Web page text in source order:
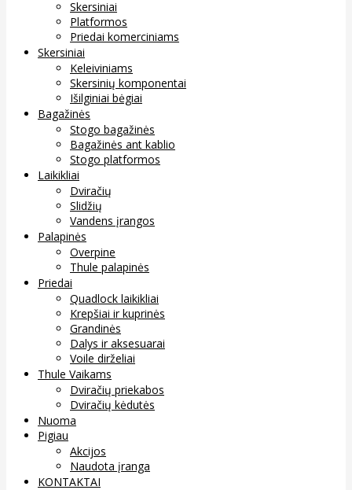
Skersiniai
Platformos
Priedai komerciniams
Skersiniai
Keleiviniams
Skersinių komponentai
Išilginiai bėgiai
Bagažinės
Stogo bagažinės
Bagažinės ant kablio
Stogo platformos
Laikikliai
Dviračių
Slidžių
Vandens įrangos
Palapinės
Overpine
Thule palapinės
Priedai
Quadlock laikikliai
Krepšiai ir kuprinės
Grandinės
Dalys ir aksesuarai
Voile dirželiai
Thule Vaikams
Dviračių priekabos
Dviračių kėdutės
Nuoma
Pigiau
Akcijos
Naudota įranga
KONTAKTAI